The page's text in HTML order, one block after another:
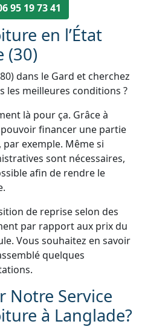
95 19 73 41
en l’État
(30)
dans le Gard et cherchez
les meilleures conditions ?
là pour ça. Grâce à
financer une partie
exemple. Même si
sont nécessaires,
afin de rendre le
de reprise selon des
par rapport aux prix du
Vous souhaitez en savoir
quelques
Notre Service
à Langlade?